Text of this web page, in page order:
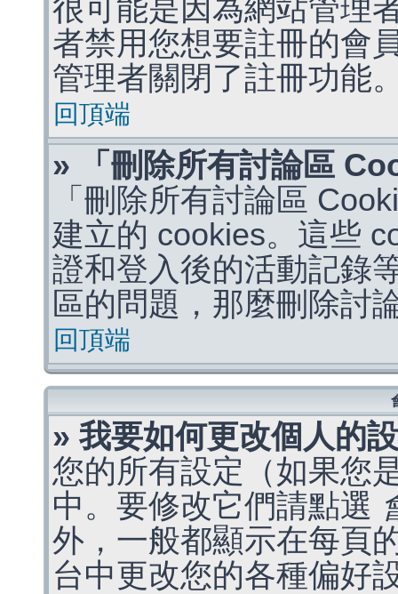
很可能是因為網站管理
者禁用您想要註冊的會
管理者關閉了註冊功能
回頂端
» 「刪除所有討論區
「刪除所有討論區
建立的 cookies。這些
證和登入後的活動記錄
區的問題，那麼刪除討
回頂端
» 我要如何更改個人的
您的所有設定（如果您
中。要修改它們請點選
外，一般都顯示在每頁
台中更改您的各種偏好